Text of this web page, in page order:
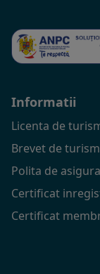
Informatii
Licenta de
Brevet de turism
Polita de
Certificat
Certificat